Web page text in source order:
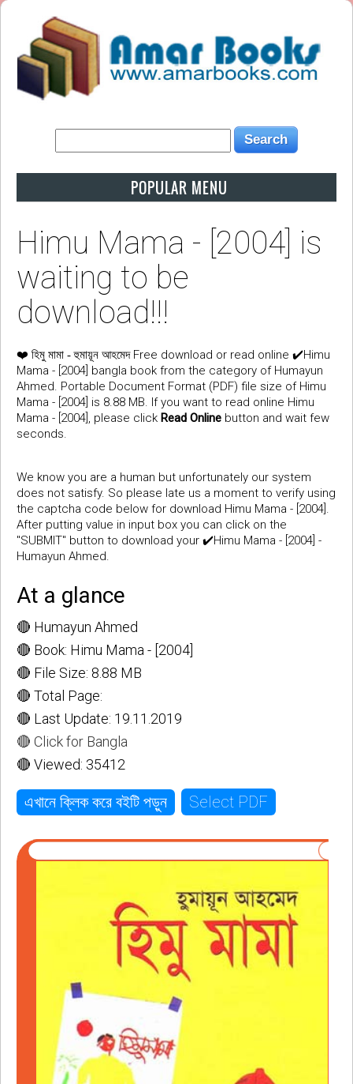
POPULAR MENU
Himu Mama - [2004] is
waiting to be
download!!!
❤️ হিমু মামা - হুমায়ূন আহমেদFree download or read online ✔️Himu
Mama - [2004] bangla book from the category of Humayun
Ahmed. Portable Document Format (PDF) file size of Himu
Mama - [2004] is 8.88 MB. If you want to read online Himu
Mama - [2004], please click Read Online button and wait few
seconds.
We know you are a human but unfortunately our system
does not satisfy. So please late us a moment to verify using
the captcha code below for download Himu Mama - [2004].
After putting value in input box you can click on the
"SUBMIT" button to download your ✔️Himu Mama - [2004] -
Humayun Ahmed.
At a glance
🔴 Humayun Ahmed
🔴 Book: Himu Mama - [2004]
🔴 File Size: 8.88 MB
🔴 Total Page:
🔴 Last Update: 19.11.2019
🔴 Click for Bangla
🔴 Viewed: 35412
এখানে ক্লিক করে বইটি পড়ুন Select PDF